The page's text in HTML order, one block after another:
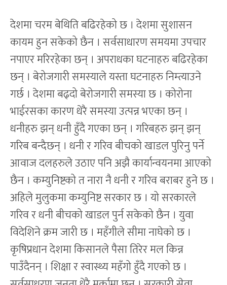
देशमा चरम बेथिति बढिरहेको छ । देशमा सुशासन
कायम हुन सकेको छैन । सर्वसाधारण समयमा उपचार
नपाएर मरिरहेका छन् । अपराधका घटनाहरु बढिरहेका
छन् । बेरोजगारी समस्याले यस्ता घटनाहरु निम्त्याउने
गर्छ । देशमा बढ्दो बेरोजगारी समस्या छ । कोरोना
भाईरसका कारण धेरै समस्या उत्पन्न भएका छन् ।
धनीहरु झन् धनी हुँदै गएका छन् । गरिबहरु झन् झन्
गरिब बन्दैछन् । धनी र गरिव बीचको खाडल पुरिनु पर्ने
आवाज दलहरुले उठाए पनि अझै कार्यान्वयनमा आएको
छैन । कम्युनिष्टको त नारा नै धनी र गरिव बराबर हुने छ ।
अहिले मुलुकमा कम्युनिष्ट सरकार छ । यो सरकारले
गरिव र धनी बीचको खाडल पुर्न सकेको छैन । युवा
विदेशिने क्रम जारी छ । महँगीले सीमा नाघेको छ ।
कृषिप्रधान देशमा किसानले पैसा तिरेर मल किन्न
पाउँदैनन् । शिक्षा र स्वास्थ्य महँगो हुँदै गएको छ ।